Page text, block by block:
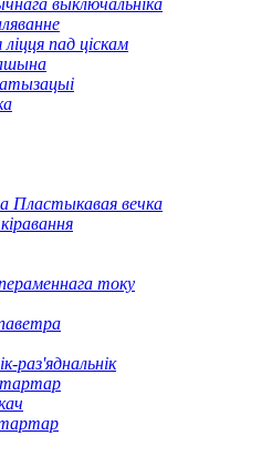
выключальніка
пад ціскам
Пластыкавая вечка
току
раз'яднальнік